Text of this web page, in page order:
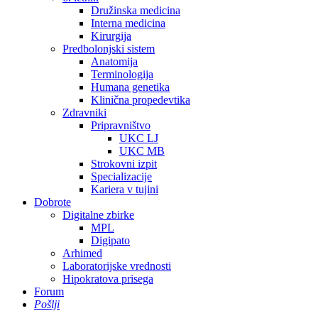
Družinska medicina
Interna medicina
Kirurgija
Predbolonjski sistem
Anatomija
Terminologija
Humana genetika
Klinična propedevtika
Zdravniki
Pripravništvo
UKC LJ
UKC MB
Strokovni izpit
Specializacije
Kariera v tujini
Dobrote
Digitalne zbirke
MPL
Digipato
Arhimed
Laboratorijske vrednosti
Hipokratova prisega
Forum
Pošlji